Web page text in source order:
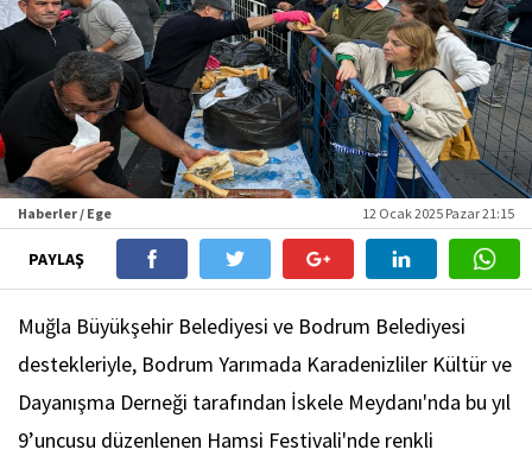
Haberler / Ege 12 Ocak 2025 Pazar 21:15
PAYLAŞ
Muğla Büyükşehir Belediyesi ve Bodrum Belediyesi
destekleriyle, Bodrum Yarımada Karadenizliler Kültür ve
Dayanışma Derneği tarafından İskele Meydanı'nda bu yıl
9’uncusu düzenlenen Hamsi Festivali'nde renkli